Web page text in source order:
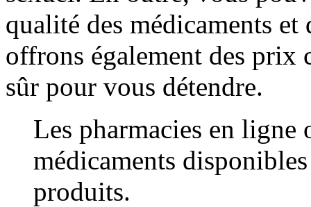
qualité des médicaments
offrons également des prix
sûr pour vous détendre.
Les pharmacies en ligne
médicaments
produits.